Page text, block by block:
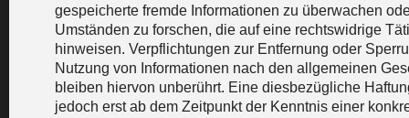
gespeicherte fremde Informationen zu überwachen
Umständen zu forschen, die auf eine rechtswidrige
hinweisen. Verpflichtungen zur Entfernung oder
Nutzung von Informationen nach den allgemeinen
bleiben hiervon unberührt. Eine diesbezügliche
jedoch erst ab dem Zeitpunkt der Kenntnis einer